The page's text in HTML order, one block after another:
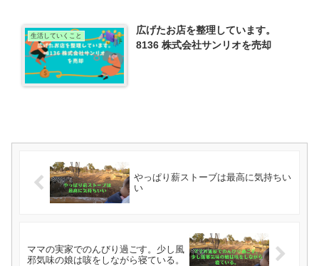
生活していくこと
広げたお店を整理しています。
8136 株式会社サンリオを売却
やっぱり薪ストーブは最高に気持ちい
い
ママの実家でのんびり過ごす。少し風
邪気味の娘は咳をしながら寝ている。